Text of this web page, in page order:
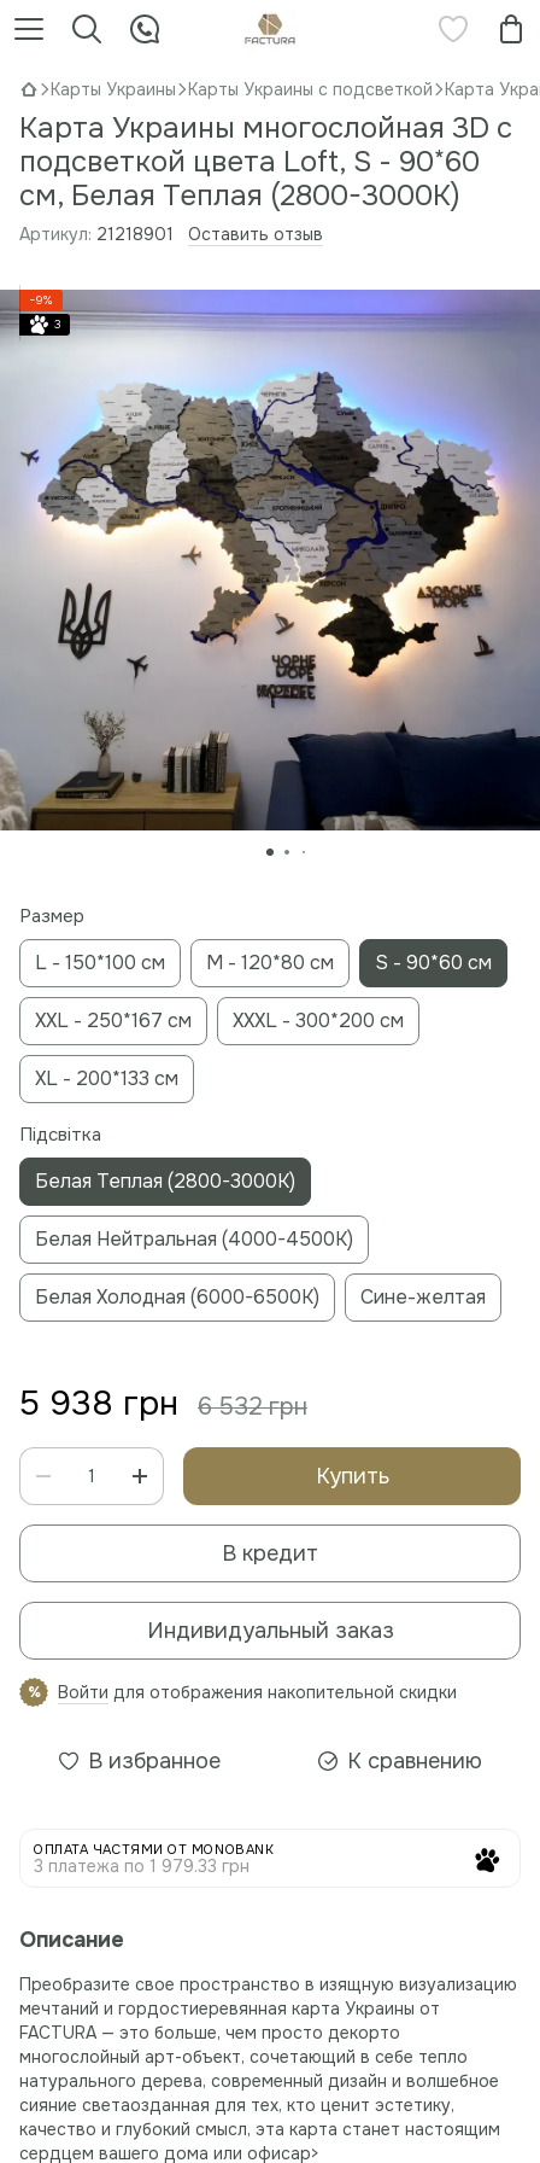
Карты Украины Карты Украины с подсветкой Карта
Карта Украины многослойная 3D с
подсветкой цвета Loft, S - 90*60
см, Белая Теплая (2800-3000К)
Артикул: 21218901 Оставить отзыв
−9%
3
Размер
L - 150*100 см M - 120*80 см S - 90*60 см
XXL - 250*167 см XXXL - 300*200 cм
ХL - 200*133 см
Підсвітка
Белая Теплая (2800-3000К)
Белая Нейтральная (4000-4500К)
Белая Холодная (6000-6500К) Сине-желтая
5 938 грн 6 532 грн
Купить
В кредит
Индивидуальный заказ
% Войти для отображения накопительной скидки
В избранное К сравнению
ОПЛАТА ЧАСТЯМИ ОТ MONOBANK
3 платежа по 1 979.33 грн
Описание
Преобразите свое пространство в изящную визуализацию
мечтаний и гордостиеревянная карта Украины от
FACTURA — это больше, чем просто декорто
многослойный арт-объект, сочетающий в себе тепло
натурального дерева, современный дизайн и волшебное
сияние светаозданная для тех, кто ценит эстетику,
качество и глубокий смысл, эта карта станет настоящим
сердцем вашего дома или офисаp>